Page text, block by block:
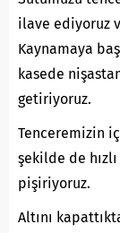
ilave ediyoruz
Kaynamaya
kasede
getiriyoruz.
Tenceremizin
şekilde de
pişiriyoruz.
Altını